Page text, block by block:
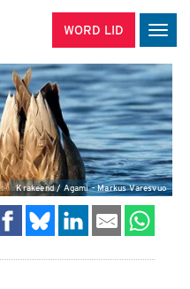
WORD LID
Krakeend / Agami - Markus Varesvuo